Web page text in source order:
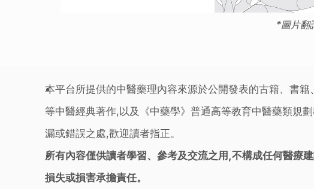
*圖片翻
本平台所提供的中醫藥理內容來源於公開發表的古籍、書
等中醫經典著作,以及《中藥學》普通高等教育中醫藥類規
漏或錯誤之處,歡迎讀者指正。
所有內容僅供讀者學習、參考及交流之用,不構成任何醫療
損失或損害承擔責任。